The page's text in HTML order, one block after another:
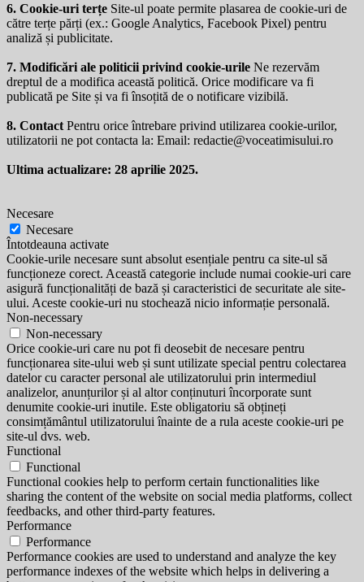
6. Cookie-uri terțe Site-ul poate permite plasarea de cookie-uri de
către terțe părți (ex.: Google Analytics, Facebook Pixel) pentru
analiză și publicitate.
7. Modificări ale politicii privind cookie-urile Ne rezervăm
dreptul de a modifica această politică. Orice modificare va fi
publicată pe Site și va fi însoțită de o notificare vizibilă.
8. Contact Pentru orice întrebare privind utilizarea cookie-urilor,
utilizatorii ne pot contacta la: Email: redactie@voceatimisului.ro
Ultima actualizare: 28 aprilie 2025.
Necesare
Necesare
Întotdeauna activate
Cookie-urile necesare sunt absolut esențiale pentru ca site-ul să
funcționeze corect. Această categorie include numai cookie-uri care
asigură funcționalități de bază și caracteristici de securitate ale site-
ului. Aceste cookie-uri nu stochează nicio informație personală.
Non-necessary
Non-necessary
Orice cookie-uri care nu pot fi deosebit de necesare pentru
funcționarea site-ului web și sunt utilizate special pentru colectarea
datelor cu caracter personal ale utilizatorului prin intermediul
analizelor, anunțurilor și al altor conținuturi încorporate sunt
denumite cookie-uri inutile. Este obligatoriu să obțineți
consimțământul utilizatorului înainte de a rula aceste cookie-uri pe
site-ul dvs. web.
Functional
Functional
Functional cookies help to perform certain functionalities like
sharing the content of the website on social media platforms, collect
feedbacks, and other third-party features.
Performance
Performance
Performance cookies are used to understand and analyze the key
performance indexes of the website which helps in delivering a